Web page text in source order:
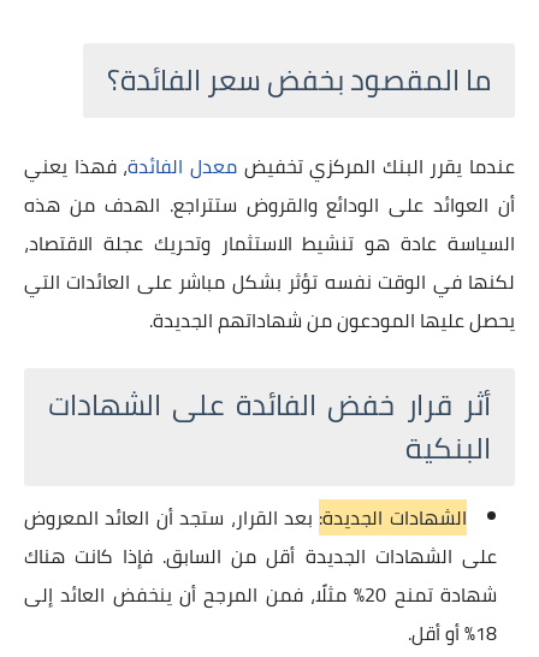
ما المقصود بخفض سعر الفائدة؟
عندما يقرر البنك المركزي تخفيضمعدل الفائدة، فهذا يعني
أن العوائد على الودائع والقروض ستتراجع. الهدف من هذه
السياسة عادة هو تنشيط الاستثمار وتحريك عجلة الاقتصاد،
لكنها في الوقت نفسه تؤثر بشكل مباشر على العائدات التي
يحصل عليها المودعون من شهاداتهم الجديدة.
أثر قرار خفض الفائدة على الشهادات
البنكية
الشهادات الجديدة: بعد القرار، ستجد أن العائد المعروض
على الشهادات الجديدة أقل من السابق. فإذا كانت هناك
شهادة تمنح 20% مثلًا، فمن المرجح أن ينخفض العائد إلى
18% أو أقل.